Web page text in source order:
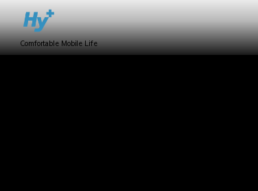
Comfortable Mobile Life